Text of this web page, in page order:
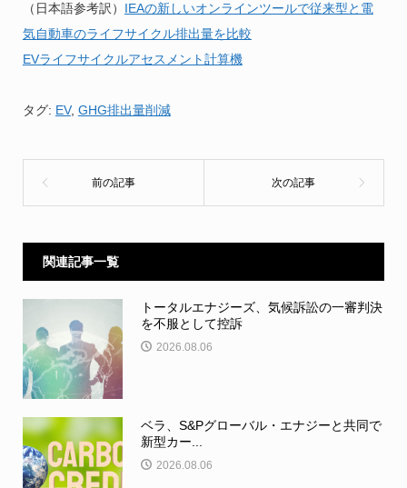
（日本語参考訳） IEAの新しいオンラインツールで従来型と電
気自動車のライフサイクル排出量を比較
EVライフサイクルアセスメント計算機
タグ: EV, GHG排出量削減
関連記事一覧
トータルエナジーズ、気候訴訟の一審判決
を不服として控訴
2026.08.06
ベラ、S&Pグローバル・エナジーと共同で
新型カー...
2026.08.06